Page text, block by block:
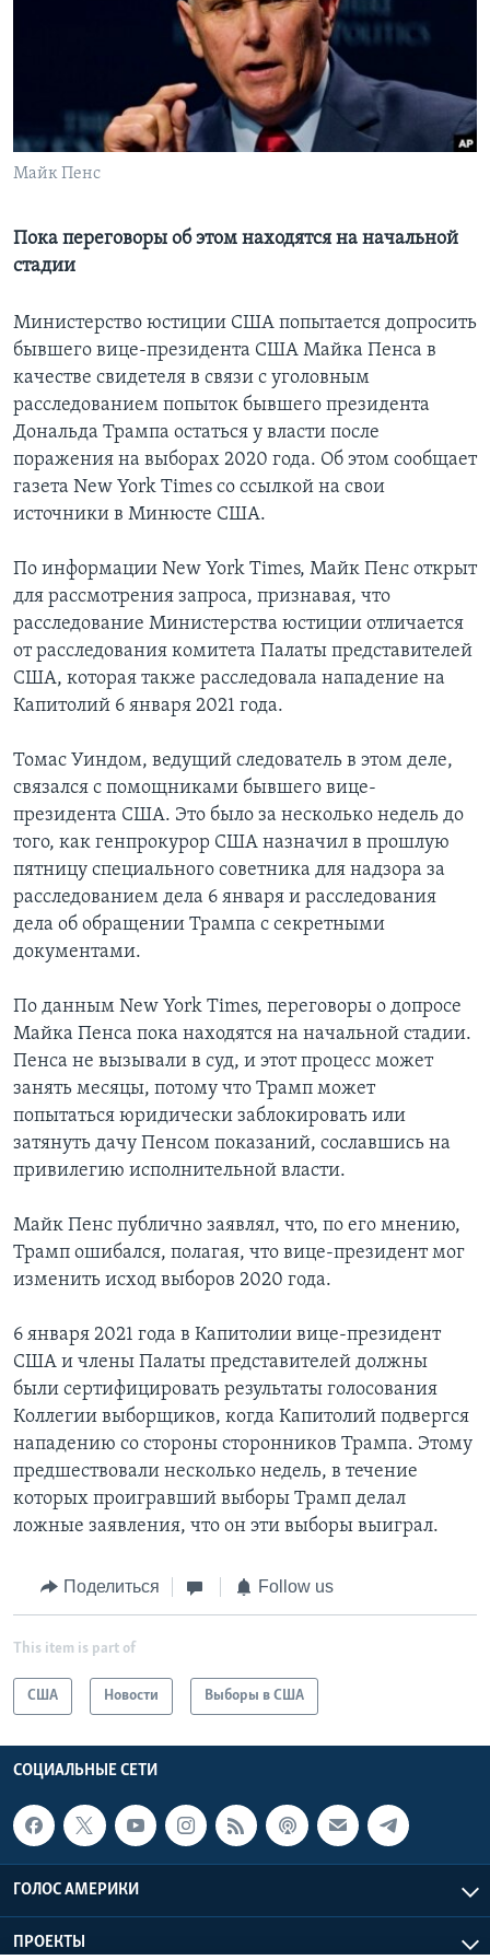
СОЦИАЛЬНЫЕ СЕТИ
Майк Пенс
Пока переговоры об этом находятся на начальной
стадии
Министерство юстиции США попытается допросить
бывшего вице-президента США Майка Пенса в
качестве свидетеля в связи с уголовным
расследованием попыток бывшего президента
Дональда Трампа остаться у власти после
поражения на выборах 2020 года. Об этом сообщает
газета New York Times со ссылкой на свои
источники в Минюсте США.
По информации New York Times, Майк Пенс открыт
для рассмотрения запроса, признавая, что
расследование Министерства юстиции отличается
от расследования комитета Палаты представителей
США, которая также расследовала нападение на
Капитолий 6 января 2021 года.
Томас Уиндом, ведущий следователь в этом деле,
связался с помощниками бывшего вице-
президента США. Это было за несколько недель до
того, как генпрокурор США назначил в прошлую
пятницу специального советника для надзора за
расследованием дела 6 января и расследования
дела об обращении Трампа с секретными
документами.
По данным New York Times, переговоры о допросе
Майка Пенса пока находятся на начальной стадии.
Пенса не вызывали в суд, и этот процесс может
занять месяцы, потому что Трамп может
попытаться юридически заблокировать или
затянуть дачу Пенсом показаний, сославшись на
привилегию исполнительной власти.
Майк Пенс публично заявлял, что, по его мнению,
Трамп ошибался, полагая, что вице-президент мог
изменить исход выборов 2020 года.
6 января 2021 года в Капитолии вице-президент
США и члены Палаты представителей должны
были сертифицировать результаты голосования
Коллегии выборщиков, когда Капитолий подвергся
нападению со стороны сторонников Трампа. Этому
предшествовали несколько недель, в течение
которых проигравший выборы Трамп делал
ложные заявления, что он эти выборы выиграл.
Поделиться Follow us
This item is part of
США Новости Выборы в США
СОЦИАЛЬНЫЕ СЕТИ
ГОЛОС АМЕРИКИ
ПРОЕКТЫ